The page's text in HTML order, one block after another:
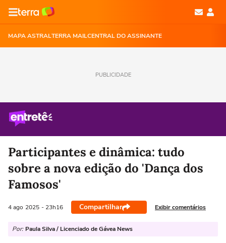
MAPA ASTRALTERRA MAILCENTRAL DO ASSINANTE
PUBLICIDADE
Participantes e dinâmica: tudo
sobre a nova edição do 'Dança dos
Famosos'
4 ago 2025 - 23h16 Compartilhar Exibir comentários
Por: Paula Silva / Licenciado de Gávea News